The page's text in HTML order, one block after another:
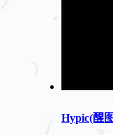
Hypic(醒